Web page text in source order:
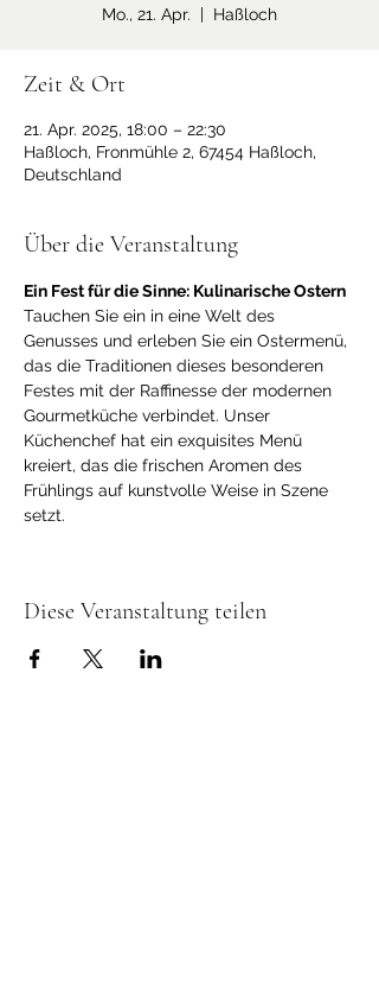
Mo., 21. Apr.
  |
Haßloch
Zeit & Ort
21. Apr. 2025, 18:00 – 22:30
Haßloch, Fronmühle 2, 67454 Haßloch,
Deutschland
Über die Veranstaltung
Ein Fest für die Sinne: Kulinarische Ostern
Tauchen Sie ein in eine Welt des
Genusses und erleben Sie ein Ostermenü,
das die Traditionen dieses besonderen
Festes mit der Raffinesse der modernen
Gourmetküche verbindet. Unser
Küchenchef hat ein exquisites Menü
kreiert, das die frischen Aromen des
Frühlings auf kunstvolle Weise in Szene
setzt.
Diese Veranstaltung teilen